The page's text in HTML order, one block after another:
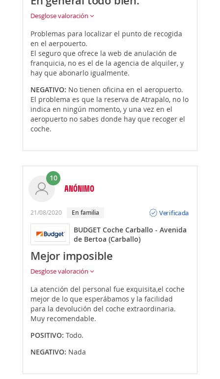
Desglose valoración
Problemas para localizar el punto de recogida
en el aerpouerto.
El seguro que ofrece la web de anulación de
franquicia, no es el de la agencia de alquiler, y
hay que abonarlo igualmente.
NEGATIVO: No tienen oficina en el aeropuerto.
El problema es que la reserva de Atrapalo, no lo
indica en ningún momento, y una vez en el
aeropuerto no sabes donde hay que recoger el
coche.
10
ANÓNIMO
21/08/2020 En familia
Verificada
BUDGET Coche Carballo - Avenida
de Bertoa (Carballo)
Mejor imposible
Desglose valoración
La atención del personal fue exquisita,el coche
mejor de lo que esperábamos y la facilidad
para la devolución del coche extraordinaria.
Muy recomendable.
POSITIVO: Todo.
NEGATIVO: Nada